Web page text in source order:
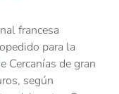
francesa
para la
Cercanías de gran
según